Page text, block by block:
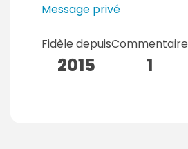
Message privé
Fidèle depuis
2015
Commentaire
1